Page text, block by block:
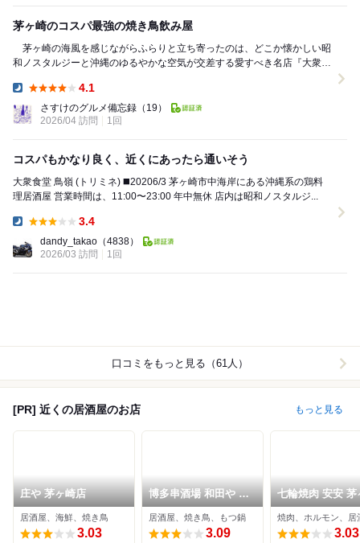
茅ヶ崎のコスパ最強の焼き鳥飲み屋
茅ヶ崎の海風を感じながらふらりと立ち寄ったのは、どこか懐かしい昭
和ノスタルジーと沖縄のゆるやかな空気が交差する愛すべき名店『大衆食
4.1
さすけのグルメ備忘録 （19）
2026/04 訪問
1回
コスパもかなり良く、近くにあったら通いそう
大衆食堂 鳥嶺 (トリミネ) ◼️20206/3 茅ヶ崎市中海岸にある沖縄系の鶏料
理居酒屋 営業時間は、11:00〜23:00 年中無休 店内は昭和ノスタルジ...
3.4
dandy_takao （4838）
2026/03 訪問
1回
口コミをもっと見る（61人）
[PR] 近くの居酒屋のお店 もっと見る
庄や 茅ヶ崎店
居酒屋、海鮮、焼き鳥
3.03
博多串酒場 和田や 茅
ヶ崎店
居酒屋、焼き鳥、もつ鍋
3.09
七輪焼肉 安安 茅
店
焼肉、ホルモン、居
3.03